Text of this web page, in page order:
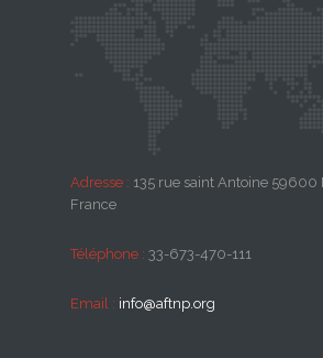
Adresse : 135 rue saint Antoine 59600
France
Téléphone : 33-673-470-111
Email : info@aftnp.org